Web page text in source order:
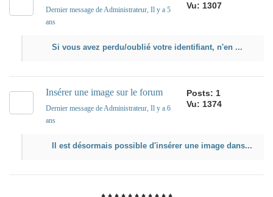
Dernier message de Administrateur, Il y a 5
ans
Vu: 1307
Si vous avez perdu/oublié votre identifiant, n'en ...
Insérer une image sur le forum
Dernier message de Administrateur, Il y a 6
ans
Posts: 1
Vu: 1374
Il est désormais possible d'insérer une image dans...